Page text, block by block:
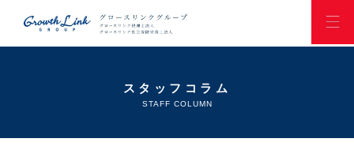
スタッフコラム
STAFF COLUMN